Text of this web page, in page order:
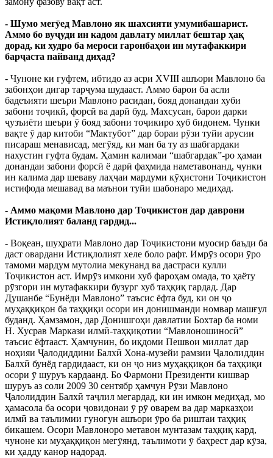
- Шумо мегӯед Мавлоно як шахсияти умумибашарист.
Аммо бо вуҷуди ин кадом давлату миллат бештар ҳақ
дорад, ки худро ба мероси гаронбаҳои ин мутафаккири
барҷаста пайванд диҳад?
- Чуноне ки гуфтем, ибтидо аз асри XVIII ашъори Мавлоно ба
забонҳои дигар тарҷума шудааст. Аммо барои ба асли
бадеъияти шеъри Мавлоно расидан, бояд донандаи хуби
забони тоҷикӣ, форсӣ ва дарӣ буд. Махсусан, барои дарки
ҷузъиёти шеъри ӯ бояд забони тоҷикиро хуб бидонем. Чунки
вақте ӯ дар китоби “Мактубот” дар бораи рӯзи туйи арусии
писараш менависад, мегӯяд, ки ман ба ту аз шабгардаки
нахустин гуфта будам. Ҳамин калимаи “шабгардак”-ро ҳамаи
донандаи забони форсӣ ё дарӣ фаҳмида наметавонанд, чунки
ин калима дар шеваву лаҳҷаи мардуми кӯҳистони Тоҷикистон
истифода мешавад ва маънои туйи шабонаро медиҳад.
- Аммо мақоми Мавлоно дар Тоҷикистон дар даврони
Истиқлолият баланд гардид...
- Воқеан, шуҳрати Мавлоно дар Тоҷикистони муосир баъди ба
даст овардани Истиқлолият хеле боло рафт. Имрӯз осори ӯро
тамоми мардум мутолиа мекунанд ва дастраси кулли
Тоҷикистон аст. Имрӯз имкони хуб фароҳам омада, то ҳаёту
рӯзгори ин мутафаккири бузург хуб таҳқиқ гардад. Дар
Душанбе “Бунёди Мавлоно” таъсис ёфта буд, ки он ҷо
муҳаққиқон ба таҳқиқи осори ин донишманди номвар машғул
буданд. Ҳамзамон, дар Донишгоҳи давлатии Бохтар ба номи
Н. Хусрав Маркази илмӣ-таҳқиқотии “Мавлоношиносӣ”
таъсис ёфтааст. Ҳамчунин, бо иқдоми Пешвои миллат дар
ноҳияи Ҷалодиддини Балхӣ Хона-музейи рамзии Ҷалолиддин
Балхӣ бунёд гардидааст, ки он ҷо низ муҳаққиқон ба таҳқиқи
осори ӯ шуруъ кардаанд. Бо Фармони Президенти кишвар
шуруъ аз соли 2009 30 сентябр ҳамчун Рӯзи Мавлоно
Ҷалолиддин Балхӣ таҷлил мегардад, ки ин имкон медиҳад, мо
ҳамасола ба осори ҷовидонаи ӯ рӯ оварем ва дар марказҳои
илмӣ ва таълимии гуногун ашъори ӯро ба риштаи таҳқиқ
бикашем. Осори Мавлоноро метавон мунтазам таҳқиқ кард,
чуноне ки муҳаққиқон мегӯянд, таълимоти ӯ баҳрест дар кӯза,
ки ҳадду канор надорад.